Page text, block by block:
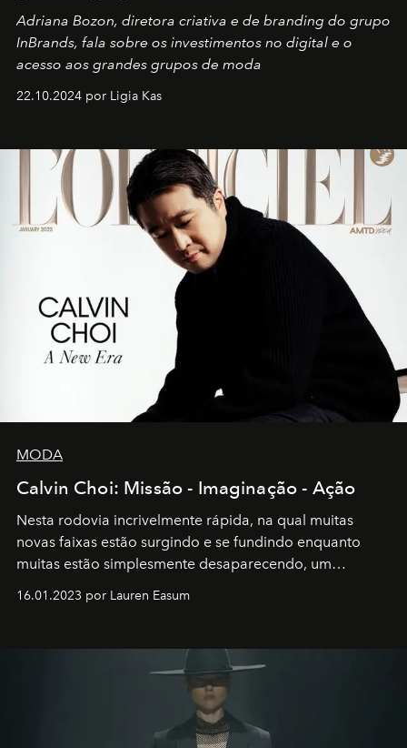
Adriana Bozon, diretora criativa e de branding do grupo
InBrands, fala sobre os investimentos no digital e o
acesso aos grandes grupos de moda
22.10.2024 por Ligia Kas
MODA
Calvin Choi: Missão - Imaginação - Ação
Nesta rodovia incrivelmente rápida, na qual muitas
novas faixas estão surgindo e se fundindo enquanto
muitas estão simplesmente desaparecendo, um
transportador AMTD abrindo caminho para muitos
por propósitos, com um claro senso de missão na vida e
16.01.2023 por Lauren Easum